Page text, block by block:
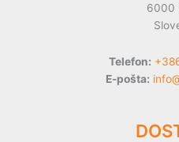
6000
Telefon:
E-pošta: